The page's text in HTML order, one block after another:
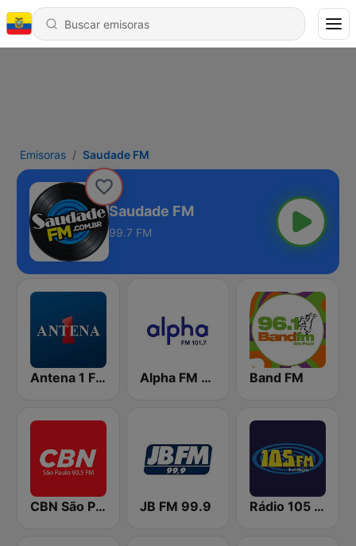
Emisoras Saudade FM
Saudade FM
99.7 FM
Antena 1 FM Alpha FM 101.7 Band FM
CBN São Paulo JB FM 99.9 Rádio 105 FM